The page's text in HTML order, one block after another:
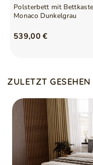
Polsterbett mit
Monaco Dunkelgrau
539,00 €
ZULETZT GESEHEN